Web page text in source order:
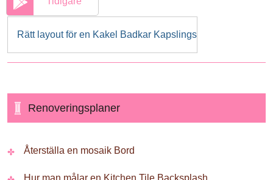
Rätt layout för en Kakel Badkar Kapslings
Renoveringsplaner
Återställa en mosaik Bord
Hur man målar en Kitchen Tile Backsplash